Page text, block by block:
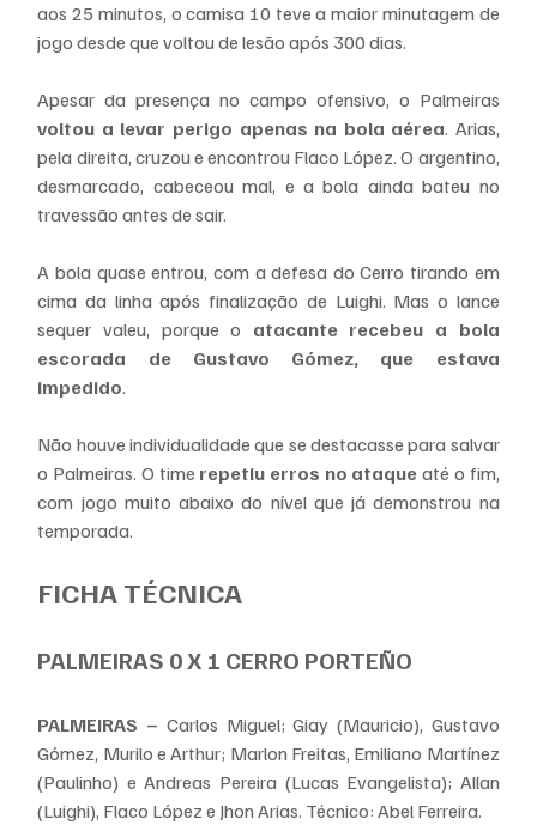
aos 25 minutos, o camisa 10 teve a maior minutagem de
jogo desde que voltou de lesão após 300 dias.
voltou a levar perigo apenas na bola aérea. Arias,
pela direita, cruzou e encontrou Flaco López. O argentino,
desmarcado, cabeceou mal, e a bola ainda bateu no
travessão antes de sair.
A bola quase entrou, com a defesa do Cerro tirando em
cima da linha após finalização de Luighi. Mas o lance
sequer valeu, porque o atacante recebeu a bola
escorada de Gustavo Gómez, que estava
impedido.
Não houve individualidade que se destacasse para salvar
o Palmeiras. O time repetiu erros no ataque até o fim,
com jogo muito abaixo do nível que já demonstrou na
temporada.
FICHA TÉCNICA
PALMEIRAS 0 X 1 CERRO PORTEÑO
PALMEIRAS – Carlos Miguel; Giay (Mauricio), Gustavo
Gómez, Murilo e Arthur; Marlon Freitas, Emiliano Martínez
(Paulinho) e Andreas Pereira (Lucas Evangelista); Allan
(Luighi), Flaco López e Jhon Arias. Técnico: Abel Ferreira.